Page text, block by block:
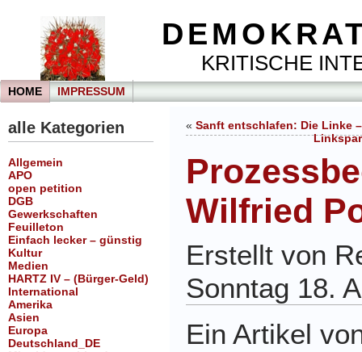
KRITISCHE
HOME IMPRESSUM
alle Kategorien
Allgemein
APO
open petition
DGB
Gewerkschaften
Feuilleton
Einfach lecker – günstig
Kultur
Medien
HARTZ IV – (Bürger-Geld)
International
Amerika
Asien
Europa
Deutschland_DE
« Sanft entschlafen: Die Linke
Wilfried
Erstellt von
Sonntag 18.
Ein Artikel